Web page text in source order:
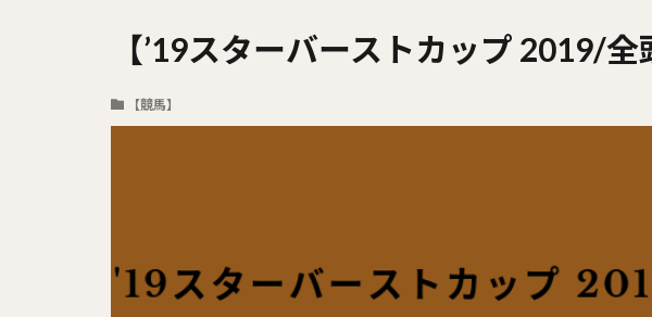
【’19スターバーストカップ 2019/全
【競馬】